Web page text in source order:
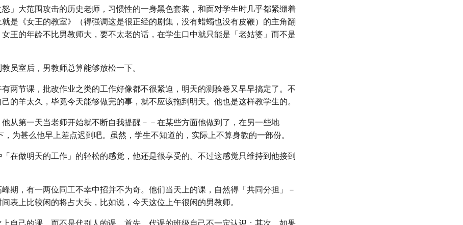
」大范围攻击的历史老师，习惯性的一身黑色套装，和面对学生时几乎都紧绷着
是《女王的教室》（得强调这是很正经的剧集，没有蜡蠋也没有皮鞭）的主角翻
王的年龄不比男教师大，要不太老的话，在学生口中就只能是「老姑婆」而不是
员室后，男教师总算能够放松一下。
两节课，批改作业之类的工作好像都不很紧迫，明天的测验卷又早早搞定了。不
的羊太久，毕竟今天能够做完的事，就不应该拖到明天。他也是这样教学生的。
从第一天当老师开始就不断自我提醒－－在某些方面他做到了，在另一些地
为甚么他早上差点迟到吧。虽然，学生不知道的，实际上不算身教的一部份。
在做明天的工作」的轻松的感觉，他还是很享受的。不过这感觉只维持到他接到
期，有一两位同工不幸中招并不为奇。他们当天上的课，自然得「共同分担」－
表上比较闲的将占大头，比如说，今天这位上午很闲的男教师。